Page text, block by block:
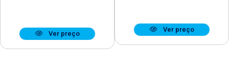
Ver preço
Ver preço